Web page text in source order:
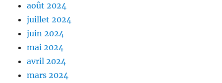
août 2024
juillet 2024
juin 2024
mai 2024
avril 2024
mars 2024